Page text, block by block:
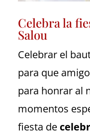
Celebra la
Salou
Celebrar el
para que
para honrar al
momentos
fiesta de